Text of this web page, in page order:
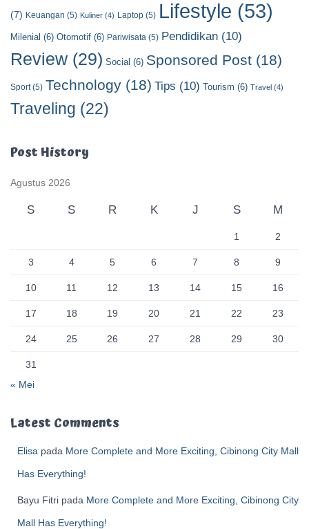
(7) Keuangan (5) Kuliner (4) Laptop (5) Lifestyle (53)
Milenial (6) Otomotif (6) Pariwisata (5) Pendidikan (10)
Review (29) Social (6) Sponsored Post (18)
Sport(5) Technology (18) Tips (10) Tourism (6) Travel (4)
Traveling (22)
Post History
Agustus 2026
S S R K J S M
1 2
3 4 5 6 7 8 9
10 11 12 13 14 15 16
17 18 19 20 21 22 23
24 25 26 27 28 29 30
31
« Mei
Latest Comments
Elisa pada More Complete and More Exciting, Cibinong City Mall
Has Everything!
Bayu Fitri pada More Complete and More Exciting, Cibinong City
Mall Has Everything!